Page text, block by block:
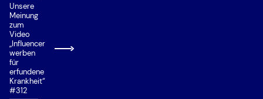
Unsere
Meinung
zum
Video
„Influencer
werben
für
erfundene
Krankheit“
#312